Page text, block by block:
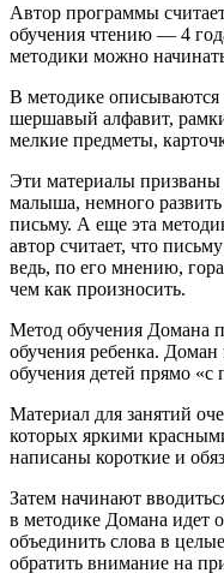
Автор программы
обучения чтению — 4
методики можно
В методике описываются
шершавый алфавит,
мелкие предметы,
Эти материалы призваны
малыша, немного развить
письму. А еще эта
автор считает, что
ведь, по его мнению,
чем как произносить.
Метод обучения Домана
обучения ребенка. Доман
обучения детей прямо «с
Материал для занятий
которых яркими
написаны короткие и
Затем начинают
в методике Домана идет
объединить слова в
обратить внимание на